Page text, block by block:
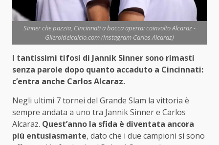
Sinner che pazzia, Cincinnati a bocca aperta: coinvolto Alcaraz -
Glieroidelcalcio.com (Instagram Carlos Alcaraz)
I tantissimi tifosi di Jannik Sinner sono rimasti
senza parole dopo quanto accaduto a Cincinnati:
c’entra anche Carlos Alcaraz.
Negli ultimi 7 tornei del Grande Slam la vittoria è
sempre andata a uno tra Jannik Sinner e Carlos
Alcaraz. Quest’anno la sfida è diventata ancora
più entusiasmante, dato che i due campioni si sono